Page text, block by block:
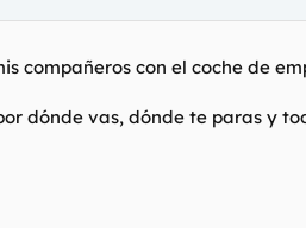
compañeros con el coche de
dónde vas, dónde te paras y